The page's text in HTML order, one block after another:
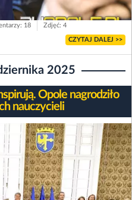
18 Zdjęć: 4
CZYTAJ DALEJ >>
2025
Opole nagrodziło
nauczycieli